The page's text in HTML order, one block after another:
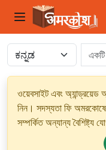
ওয়েবসাইট এবং অ্যান্ড্রয়েড
নিন। সদস্যতা ফি
সম্পর্কিত অন্যান্য বৈশিষ্ট্য